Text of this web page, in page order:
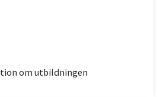
om utbildningen